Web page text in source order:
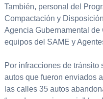
También, personal del
Compactación y
Agencia Gubernamental
equipos del SAME y
Por infracciones de tránsito
autos que fueron enviados
las calles 35 autos